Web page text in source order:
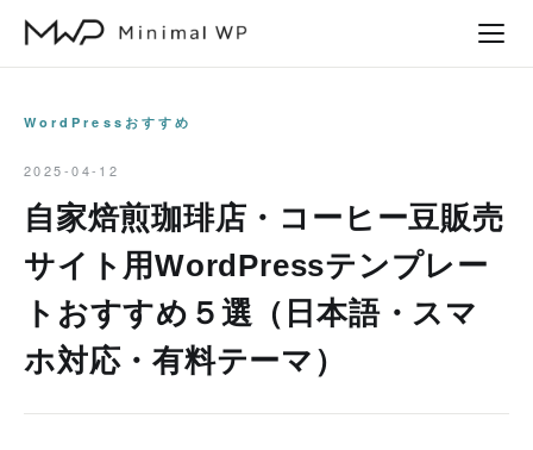
WordPressおすすめ
2025-04-12
自家焙煎珈琲店・コーヒー豆販売
サイト用WordPressテンプレー
トおすすめ５選（日本語・スマ
ホ対応・有料テーマ）